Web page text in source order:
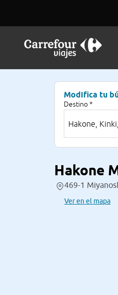
Modifica tu
Destino *
Hakone
469-1
Ver en el mapa